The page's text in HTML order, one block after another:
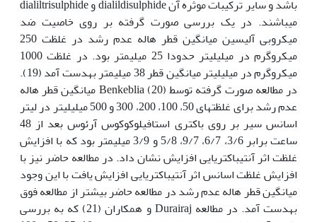
باشد و سایر ترکیبات موثره آن dialildisulphide و dialiltrisulphide
می‏باشند. در یک بررسی صورت گرفته بر روی خاصیت ضد
میکروبی آلیسین میانگین قطر هاله عدم رشد در غلظت 250
میکروگرم در میلی‏لیتر حدودا 25 میلی‏متر بود. در غلظت 1000
میکروگرم در میلی‏لیتر میانگین قطر 38 میلی‏متر به‏دست آمد (19).
در مطالعه صورت گرفته توسط Benkeblia (20) میانگین قطر هاله
عدم رشد برای غلظت‏های 50، 100، 200، 300 و 500 میلی‏لیتر در لیتر
اسانس سیر بر روی باکتری استافیلوکوکوس آرئوس بعد از 48
ساعت برابر 3/6، 6/7، 9/7، 5/8 و 3/9 میلی‏متر بود که با افزایش
غلظت اثر آنتی‏باکتریایی افزایش نشان داد. در مطالعه حاضر نیز با
افزایش غلظت اسانس اثر آنتی‏باکتریایی افزایش یافت با این وجود
میانگین قطر هاله عدم رشد در مطالعه حاضر بیشتر از مطالعه فوق
به‏دست آمد. در مطالعه Durairaj و همکاران (21) که به بررسی